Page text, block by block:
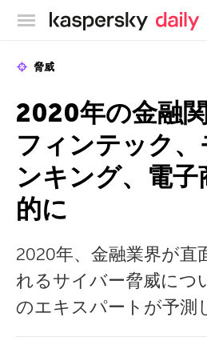
カスペル
脅威
2020年の金融
フィンテック
ンキング、電子
的に
2020年、金融業界が直
れるサイバー脅威につ
のエキスパートが予測